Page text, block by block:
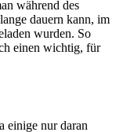
während des
dauern kann, im
wurden. So
einen wichtig, für
einige nur daran